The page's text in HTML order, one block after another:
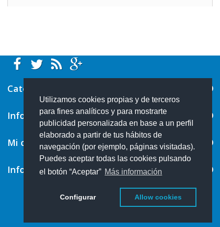
Utilizamos cookies propias y de terceros
para fines analíticos y para mostrarte
publicidad personalizada en base a un perfil
elaborado a partir de tus hábitos de
navegación (por ejemplo, páginas visitadas).
Puedes aceptar todas las cookies pulsando
el botón “Aceptar” Más información
Configurar Allow cookies
Categorías
Información
Mi cuenta
Información sobre la tienda